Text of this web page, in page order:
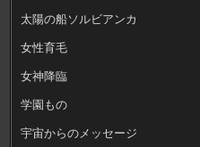
太陽の船ソルビアンカ
女性育毛
女神降臨
学園もの
宇宙からのメッセージ